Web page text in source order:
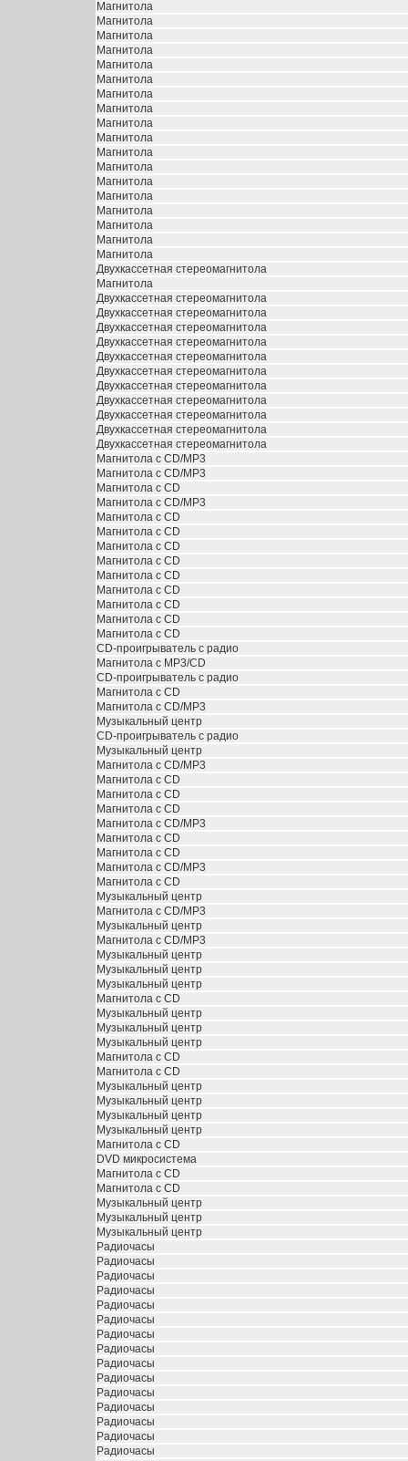
Магнитола
Магнитола
Магнитола
Магнитола
Магнитола
Магнитола
Магнитола
Магнитола
Магнитола
Магнитола
Магнитола
Магнитола
Магнитола
Магнитола
Магнитола
Магнитола
Магнитола
Магнитола
Двухкассетная стереомагнитола
Магнитола
Двухкассетная стереомагнитола
Двухкассетная стереомагнитола
Двухкассетная стереомагнитола
Двухкассетная стереомагнитола
Двухкассетная стереомагнитола
Двухкассетная стереомагнитола
Двухкассетная стереомагнитола
Двухкассетная стереомагнитола
Двухкассетная стереомагнитола
Двухкассетная стереомагнитола
Двухкассетная стереомагнитола
Магнитола с CD/MP3
Магнитола с CD/MP3
Магнитола с CD
Магнитола с CD/MP3
Магнитола с CD
Магнитола с CD
Магнитола с CD
Магнитола с CD
Магнитола с CD
Магнитола с CD
Магнитола с CD
Магнитола с CD
Магнитола с CD
CD-проигрыватель с радио
Магнитола с MP3/CD
CD-проигрыватель с радио
Магнитола с CD
Магнитола с CD/MP3
Музыкальный центр
CD-проигрыватель с радио
Музыкальный центр
Магнитола с CD/MP3
Магнитола с CD
Магнитола с CD
Магнитола с CD
Магнитола с CD/MP3
Магнитола с CD
Магнитола с CD
Магнитола с CD/MP3
Магнитола с CD
Музыкальный центр
Магнитола с CD/MP3
Музыкальный центр
Магнитола с CD/MP3
Музыкальный центр
Музыкальный центр
Музыкальный центр
Магнитола с CD
Музыкальный центр
Музыкальный центр
Музыкальный центр
Магнитола с CD
Магнитола с CD
Музыкальный центр
Музыкальный центр
Музыкальный центр
Музыкальный центр
Магнитола с CD
DVD микросистема
Магнитола с CD
Магнитола с CD
Музыкальный центр
Музыкальный центр
Музыкальный центр
Радиочасы
Радиочасы
Радиочасы
Радиочасы
Радиочасы
Радиочасы
Радиочасы
Радиочасы
Радиочасы
Радиочасы
Радиочасы
Радиочасы
Радиочасы
Радиочасы
Радиочасы